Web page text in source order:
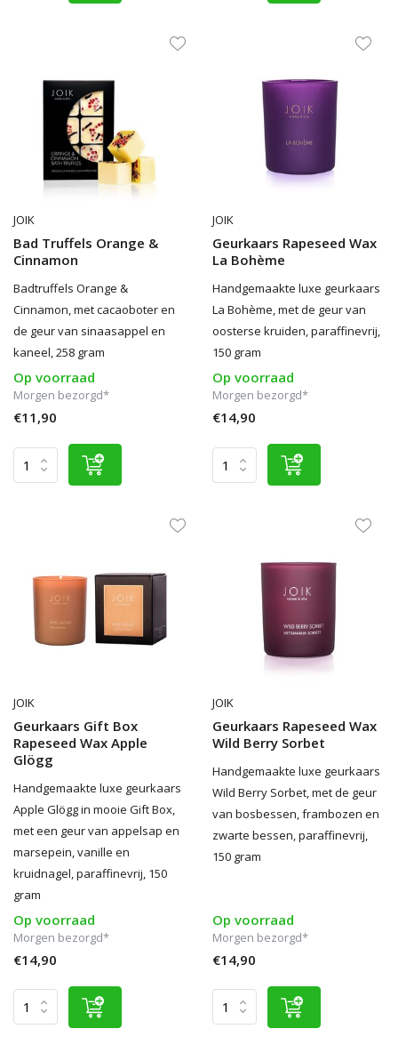
JOIK
Bad Truffels Orange &
Cinnamon
Badtruffels Orange &
Cinnamon, met cacaoboter en
de geur van sinaasappel en
kaneel, 258 gram
Op voorraad
Morgen bezorgd*
€11,90
JOIK
Geurkaars Rapeseed Wax
La Bohème
Handgemaakte luxe geurkaars
La Bohème, met de geur van
oosterse kruiden, paraffinevrij,
150 gram
Op voorraad
Morgen bezorgd*
€14,90
JOIK
Geurkaars Gift Box
Rapeseed Wax Apple
Glögg
Handgemaakte luxe geurkaars
Apple Glögg in mooie Gift Box,
met een geur van appelsap en
marsepein, vanille en
kruidnagel, paraffinevrij, 150
gram
Op voorraad
Morgen bezorgd*
€14,90
JOIK
Geurkaars Rapeseed Wax
Wild Berry Sorbet
Handgemaakte luxe geurkaars
Wild Berry Sorbet, met de geur
van bosbessen, frambozen en
zwarte bessen, paraffinevrij,
150 gram
Op voorraad
Morgen bezorgd*
€14,90